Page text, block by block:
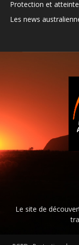
Protection et
Les news
Le site de